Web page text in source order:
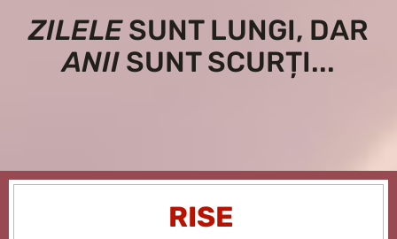
ZILELESUNT LUNGI, DAR
ANII SUNT SCURȚI...
RISE